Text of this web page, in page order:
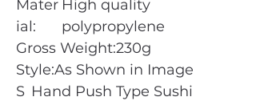
Mater
ial:
High quality
polypropylene
Gross Weight:230g
Style:As Shown in Image
S Hand Push Type Sushi